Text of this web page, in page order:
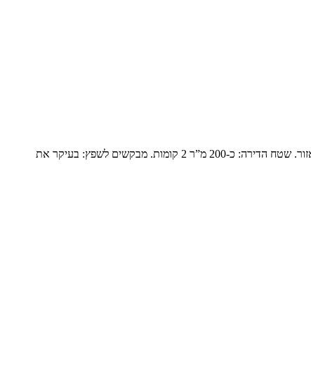
פנטהואז יוקרתי בנופים המשפחה: זוג שומרי מסורת עם ילד אחד בבית והשאר נשואים עם משפחות ומגיעים בסופי שבוע. הם עברו מבית גדול ביישוב באזור. שטח הדירה: כ-200 מ”ר 2 קומות. מבקשים לשפץ: בעיקר את